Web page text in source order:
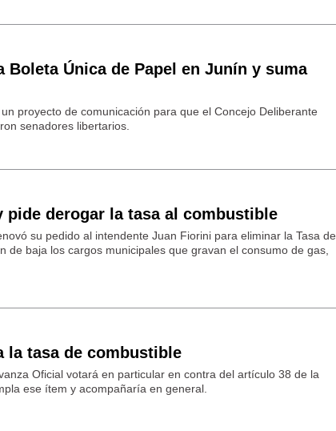
Boleta Única de Papel en Junín y suma
proyecto de comunicación para que el Concejo Deliberante
senadores libertarios.
derogar la tasa al combustible
su pedido al intendente Juan Fiorini para eliminar la Tasa de
de baja los cargos municipales que gravan el consumo de gas,
la tasa de combustible
Oficial votará en particular en contra del artículo 38 de la
ese ítem y acompañaría en general.